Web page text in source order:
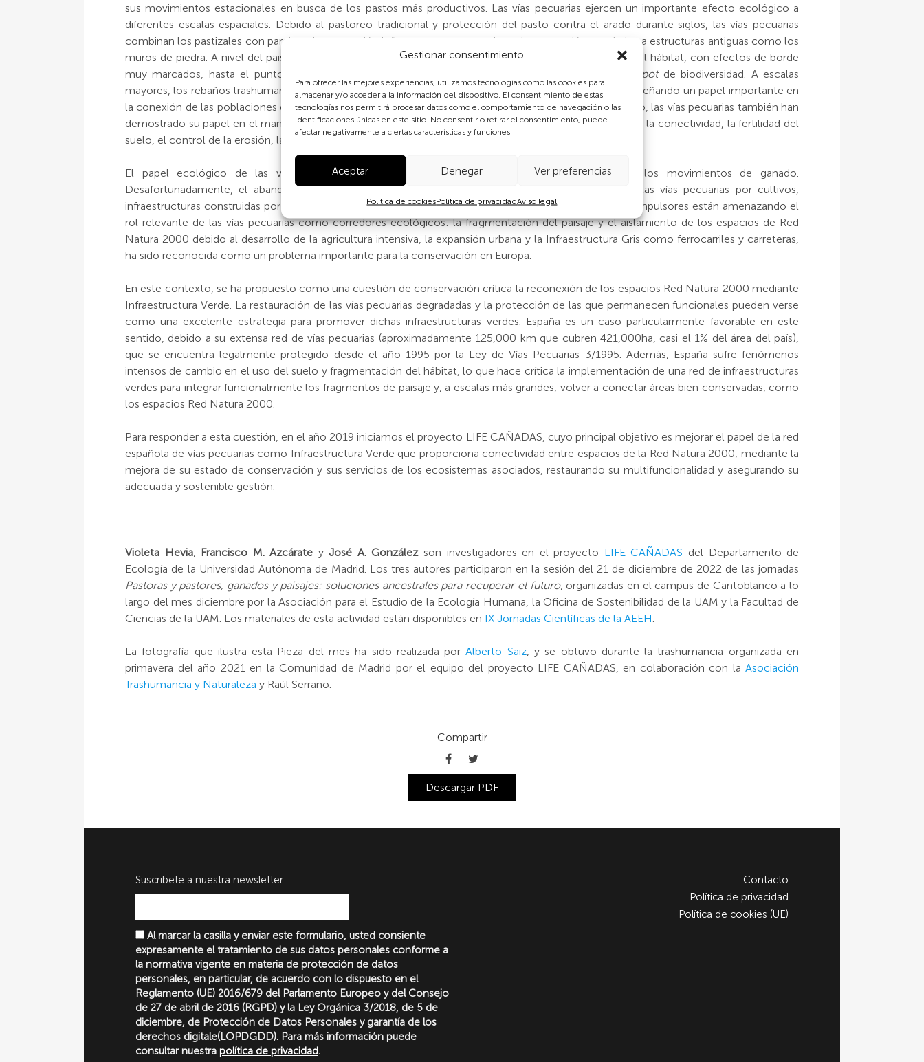
Gestionar consentimiento
Para ofrecer las mejores experiencias, utilizamos tecnologías como las cookies para
almacenar y/o acceder a la información del dispositivo. El consentimiento de estas
tecnologías nos permitirá procesar datos como el comportamiento de navegación o las
identificaciones únicas en este sitio. No consentir o retirar el consentimiento, puede
afectar negativamente a ciertas características y funciones.
Aceptar Denegar Ver preferencias
Política de cookiesPolítica de privacidadAviso legal
sus movimientos estacionales en busca de los pastos más productivos. Las vías pecuarias ejercen un importante efecto ecológico a
diferentes escalas espaciales. Debido al pastoreo tradicional y protección del pasto contra el arado durante siglos, las vías pecuarias
combinan los pastizales con parches de vegetación leñosa, setos, y otros tipos de vegetación asociados a estructuras antiguas como los
muros de piedra. A nivel del paisaje, las vías pecuarias aumentan significativamente la heterogeneidad del hábitat, con efectos de borde
muy marcados, hasta el punto de que en matrices agrícolas y forestales se comportan como
hotspotde biodiversidad. A escalas
mayores, los rebaños trashumantes dispersan semillas a lo largo de varios cientos de kilómetros, desempeñando un papel importante en
la conexión de las poblaciones de plantas, y asegurando el mantenimiento de especies locales. Asimismo, las vías pecuarias también han
demostrado su papel en el mantenimiento de otras funciones y servicios de los ecosistemas, entre ellos la conectividad, la fertilidad del
suelo, el control de la erosión, la polinización y los servicios culturales.
El papel ecológico de las vías pecuarias está estrechamente vinculado al mantenimiento de los movimientos de ganado.
Desafortunadamente, el abandono progresivo de la trashumancia ha fomentado las invasiones de las vías pecuarias por cultivos,
infraestructuras construidas por el ser humano y otros usos agresivos como el ocio motorizado. Estos impulsores están amenazando el
rol relevante de las vías pecuarias como corredores ecológicos: la fragmentación del paisaje y el aislamiento de los espacios de Red
Natura 2000 debido al desarrollo de la agricultura intensiva, la expansión urbana y la Infraestructura Gris como ferrocarriles y carreteras,
ha sido reconocida como un problema importante para la conservación en Europa.
En este contexto, se ha propuesto como una cuestión de conservación crítica la reconexión de los espacios Red Natura 2000 mediante
Infraestructura Verde. La restauración de las vías pecuarias degradadas y la protección de las que permanecen funcionales pueden verse
como una excelente estrategia para promover dichas infraestructuras verdes. España es un caso particularmente favorable en este
sentido, debido a su extensa red de vías pecuarias (aproximadamente 125,000 km que cubren 421,000ha, casi el 1% del área del país),
que se encuentra legalmente protegido desde el año 1995 por la Ley de Vías Pecuarias 3/1995. Además, España sufre fenómenos
intensos de cambio en el uso del suelo y fragmentación del hábitat, lo que hace crítica la implementación de una red de infraestructuras
verdes para integrar funcionalmente los fragmentos de paisaje y, a escalas más grandes, volver a conectar áreas bien conservadas, como
los espacios Red Natura 2000.
Para responder a esta cuestión, en el año 2019 iniciamos el proyecto LIFE CAÑADAS, cuyo principal objetivo es mejorar el papel de la red
española de vías pecuarias como Infraestructura Verde que proporciona conectividad entre espacios de la Red Natura 2000, mediante la
mejora de su estado de conservación y sus servicios de los ecosistemas asociados, restaurando su multifuncionalidad y asegurando su
adecuada y sostenible gestión.
Violeta Hevia, Francisco M. Azcárate yJosé A. Gonzálezson investigadores en el proyecto LIFE CAÑADAS del Departamento de
Ecología de la Universidad Autónoma de Madrid. Los tres autores participaron en la sesión del 21 de diciembre de 2022 de las jornadas
Pastoras y pastores, ganados y paisajes: soluciones ancestrales para recuperar el futuro, organizadas en el campus de Cantoblanco a lo
largo del mes diciembre por la Asociación para el Estudio de la Ecología Humana, la Oficina de Sostenibilidad de la UAM y la Facultad de
Ciencias de la UAM. Los materiales de esta actividad están disponibles en IX Jornadas Científicas de la AEEH.
La fotografía que ilustra esta Pieza del mes ha sido realizada porAlberto Saiz, y se obtuvo durante la trashumancia organizada en
primavera del año 2021 en la Comunidad de Madrid por el equipo del proyecto LIFE CAÑADAS, en colaboración con la Asociación
Trashumancia y Naturaleza y Raúl Serrano.
Compartir
Descargar PDF
Suscribete a nuestra newsletter
Al marcar la casilla y enviar este formulario, usted consiente
expresamente el tratamiento de sus datos personales conforme a
la normativa vigente en materia de protección de datos
personales, en particular, de acuerdo con lo dispuesto en el
Reglamento (UE) 2016/679 del Parlamento Europeo y del Consejo
de 27 de abril de 2016 (RGPD) y la Ley Orgánica 3/2018, de 5 de
diciembre, de Protección de Datos Personales y garantía de los
derechos digitale(LOPDGDD). Para más información puede
consultar nuestra política de privacidad.
Contacto
Política de privacidad
Política de cookies (UE)